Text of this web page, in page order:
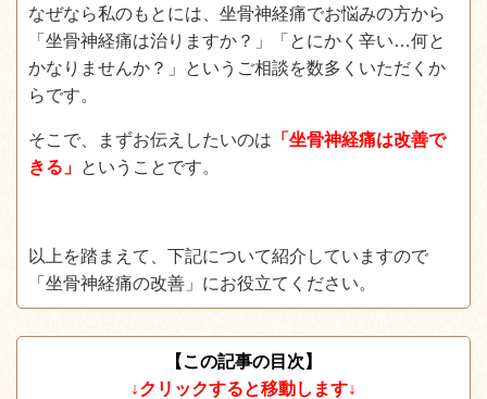
なぜなら私のもとには、坐骨神経痛でお悩みの方から
「坐骨神経痛は治りますか？」「とにかく辛い…何と
かなりませんか？」というご相談を数多くいただくか
らです。
そこで、まずお伝えしたいのは 「坐骨神経痛は改善で
きる」 ということです。
以上を踏まえて、下記について紹介していますので
「坐骨神経痛の改善」にお役立てください。
【この記事の目次】
↓クリックすると移動します↓